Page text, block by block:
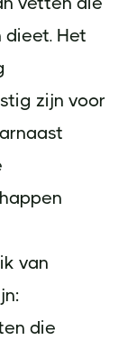
Het
zijn voor
van
die